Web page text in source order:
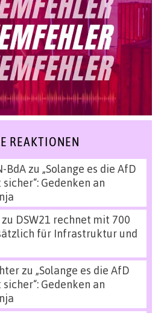
REAKTIONEN
BdAzu „Solange es die AfD
Gedenken an
zu DSW21 rechnet mit 700
für Infrastruktur und
zu „Solange es die AfD
Gedenken an